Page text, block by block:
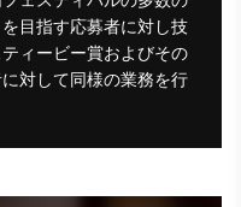
目指す応募者に対し技
ィービー賞およびその
対して同様の業務を行